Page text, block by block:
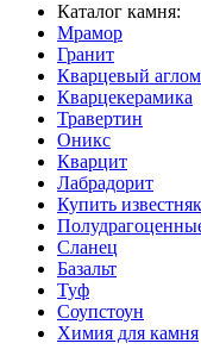
Каталог камня:
Мрамор
Гранит
Кварцевый
Кварцекерамика
Травертин
Оникс
Кварцит
Лабрадорит
Купить известняк
Сланец
Базальт
Туф
Соупстоун
Химия для камня